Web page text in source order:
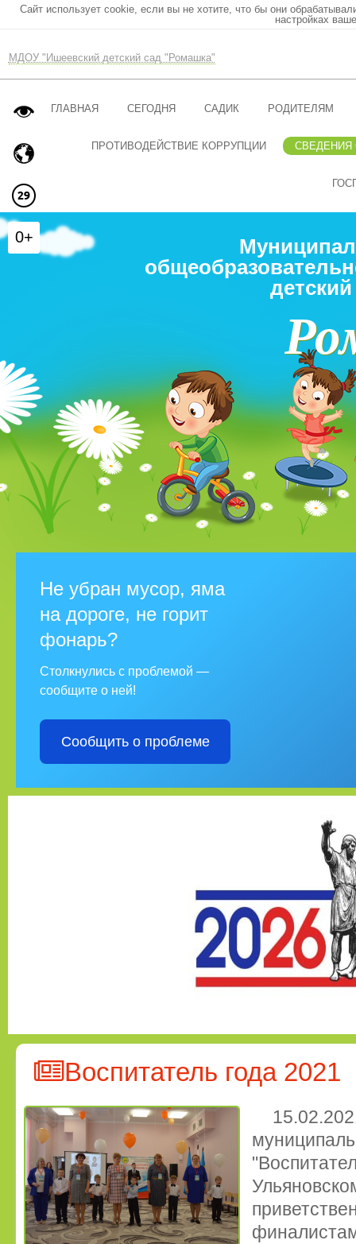
Сайт использует cookie, если вы не хотите, что бы они
настройках
МДОУ "Ишеевский детский сад "Ромашка"
ГЛАВНАЯ СЕГОДНЯ САДИК РОДИТЕЛЯМ
ПРОТИВОДЕЙСТВИЕ КОРРУПЦИИ СВЕДЕНИЯ
Не убран мусор, яма
на дороге, не горит
фонарь?
Столкнулись с проблемой —
сообщите о ней!
Сообщить о проблеме
Воспитатель года 2021
0+